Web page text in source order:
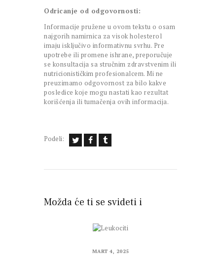
Odricanje od odgovornosti:
Informacije pružene u ovom tekstu o osam
najgorih namirnica za visok holesterol
imaju isključivo informativnu svrhu. Pre
upotrebe ili promene ishrane, preporučuje
se konsultacija sa stručnim zdravstvenim ili
nutricionističkim profesionalcem. Mi ne
preuzimamo odgovornost za bilo kakve
posledice koje mogu nastati kao rezultat
korišćenja ili tumačenja ovih informacija.
Podeli:
Možda će ti se svideti i
MART 4, 2025